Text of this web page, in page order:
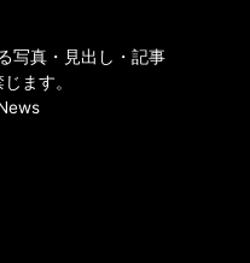
写真・見出し・記事
ます。